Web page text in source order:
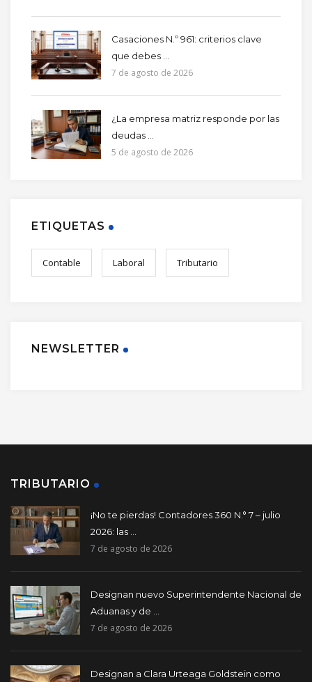
Casaciones N.º 961: criterios clave
que debes ...
7 de agosto de 2026
¿La empresa matriz responde por las
deudas ...
5 de agosto de 2026
ETIQUETAS
Contable Laboral Tributario
NEWSLETTER
TRIBUTARIO
¡No te pierdas! Contadores 360 N.° 7 – julio
2026: las ...
7 de agosto de 2026
Designan nuevo Superintendente Nacional de
Aduanas y de ...
7 de agosto de 2026
Designan a Clara Urteaga Goldstein como